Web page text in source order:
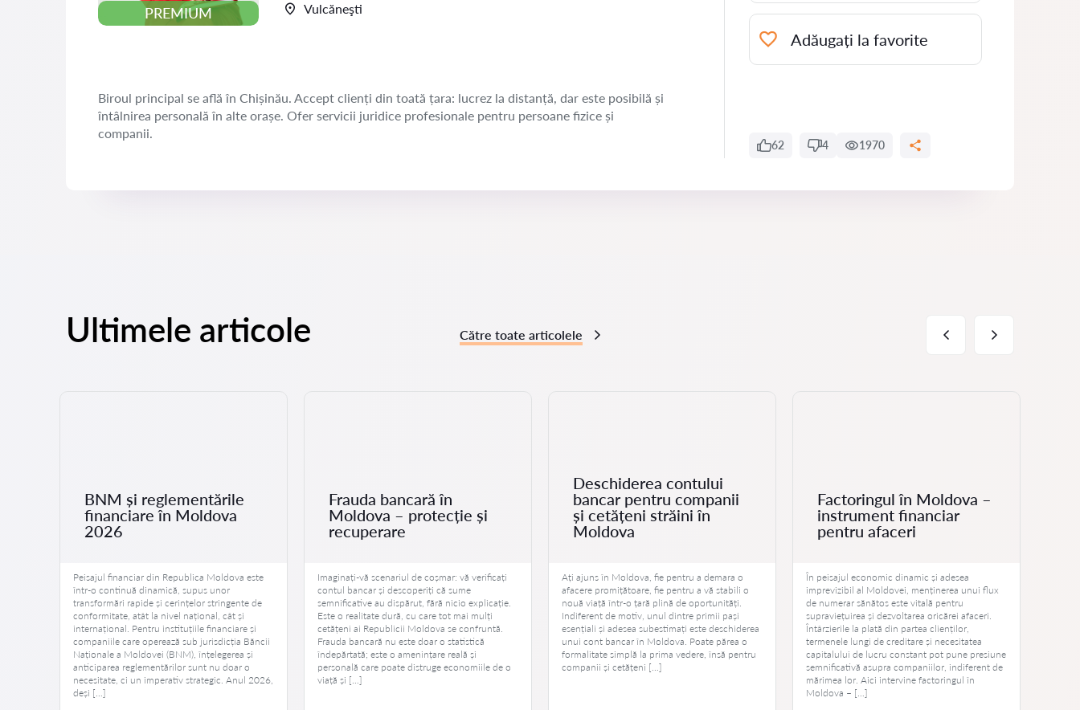
PREMIUM
Vulcăneşti
Biroul principal se află în Chișinău. Accept clienți din toată țara: lucrez la distanță, dar este posibilă și
întâlnirea personală în alte orașe. Ofer servicii juridice profesionale pentru persoane fizice și
companii.
Adăugați la favorite
62 4 1970
Ultimele articole Către toate articolele
BNM și reglementările
financiare în Moldova
2026
Peisajul financiar din Republica Moldova este
într-o continuă dinamică, supus unor
transformări rapide și cerințelor stringente de
conformitate, atât la nivel național, cât și
internațional. Pentru instituțiile financiare și
companiile care operează sub jurisdicția Băncii
Naționale a Moldovei (BNM), înțelegerea și
anticiparea reglementărilor sunt nu doar o
necesitate, ci un imperativ strategic. Anul 2026,
deși […]
Frauda bancară în
Moldova – protecție și
recuperare
Imaginați-vă scenariul de coșmar: vă verificați
contul bancar și descoperiți că sume
semnificative au dispărut, fără nicio explicație.
Este o realitate dură, cu care tot mai mulți
cetățeni ai Republicii Moldova se confruntă.
Frauda bancară nu este doar o statistică
îndepărtată; este o amenințare reală și
personală care poate distruge economiile de o
viață și […]
Deschiderea contului
bancar pentru companii
și cetățeni străini în
Moldova
Ați ajuns în Moldova, fie pentru a demara o
afacere promițătoare, fie pentru a vă stabili o
nouă viață într-o țară plină de oportunități.
Indiferent de motiv, unul dintre primii pași
esențiali și adesea subestimați este deschiderea
unui cont bancar în Moldova. Poate părea o
formalitate simplă la prima vedere, însă pentru
companii și cetățeni […]
Factoringul în Moldova –
instrument financiar
pentru afaceri
În peisajul economic dinamic și adesea
imprevizibil al Moldovei, menținerea unui flux
de numerar sănătos este vitală pentru
supraviețuirea și dezvoltarea oricărei afaceri.
Întârzierile la plată din partea clienților,
termenele lungi de creditare și necesitatea
capitalului de lucru constant pot pune presiune
semnificativă asupra companiilor, indiferent de
mărimea lor. Aici intervine factoringul în
Moldova – […]